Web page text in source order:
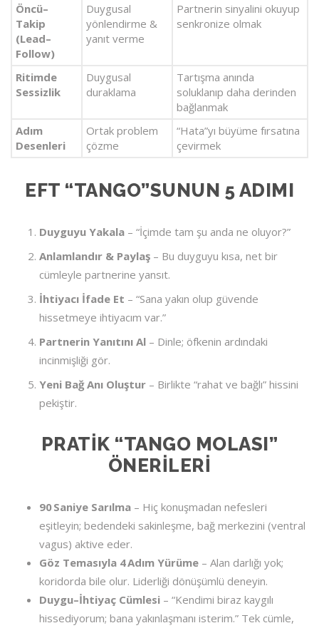
Öncü–
Takip
(Lead–
Follow)
Duygusal
yönlendirme &
yanıt verme
Partnerin sinyalini okuyup
senkronize olmak
Ritimde
Sessizlik
Duygusal
duraklama
Tartışma anında
soluklanıp daha derinden
bağlanmak
Adım
Desenleri
Ortak problem
çözme
“Hata”yı büyüme fırsatına
çevirmek
EFT “TANGO”SUNUN 5 ADIMI
Duyguyu Yakala – “İçimde tam şu anda ne oluyor?”
Anlamlandır & Paylaş – Bu duyguyu kısa, net bir
cümleyle partnerine yansıt.
İhtiyacı İfade Et – “Sana yakın olup güvende
hissetmeye ihtiyacım var.”
Partnerin Yanıtını Al – Dinle; öfkenin ardındaki
incinmişliği gör.
Yeni Bağ Anı Oluştur – Birlikte “rahat ve bağlı” hissini
pekiştir.
PRATIK “TANGO MOLASI”
ÖNERILERI
90 Saniye Sarılma – Hiç konuşmadan nefesleri
eşitleyin; bedendeki sakinleşme, bağ merkezini (ventral
vagus) aktive eder.
Göz Temasıyla 4 Adım Yürüme – Alan darlığı yok;
koridorda bile olur. Liderliği dönüşümlü deneyin.
Duygu–İhtiyaç Cümlesi – “Kendimi biraz kaygılı
hissediyorum; bana yakınlaşmanı isterim.” Tek cümle,